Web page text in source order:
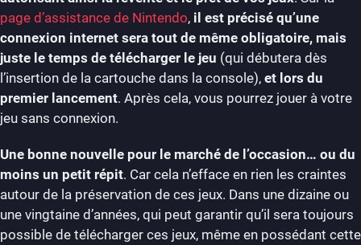
page d’assistance de Nintendo, il est précisé qu’une
connexion internet sera tout de même obligatoire, mais
juste le temps de télécharger le jeu (qui débutera dès
l’insertion de la cartouche dans la console), et lors du
premier lancement. Après cela, vous pourrez jouer à votre
jeu sans connexion.
Une bonne nouvelle pour le marché de l’occasion… ou du
moins un petit répit. Car cela n’efface en rien les craintes
autour de la préservation de ces jeux. Dans une dizaine ou
une vingtaine d’années, qui peut garantir qu’il sera toujours
possible de télécharger ces jeux, même en possédant cette